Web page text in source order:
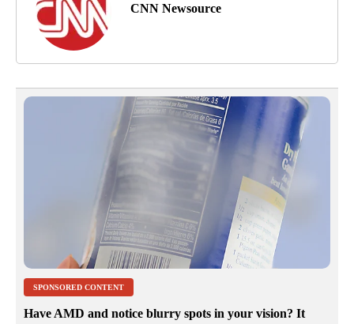
CNN Newsource
SPONSORED CONTENT
Have AMD and notice blurry spots in your vision? It